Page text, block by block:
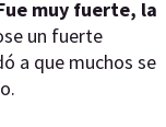
muy fuerte, la
un fuerte
a que muchos se